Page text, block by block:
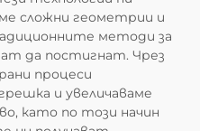
сложни геометрии и
методи за
да постигнат. Чрез
процеси
и увеличаваме
като по този начин